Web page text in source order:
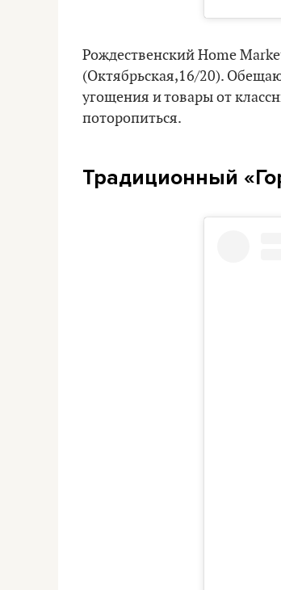
Рождественский Home
(Октябрьская,16/20).
угощения и товары от
поторопиться.
Традиционный